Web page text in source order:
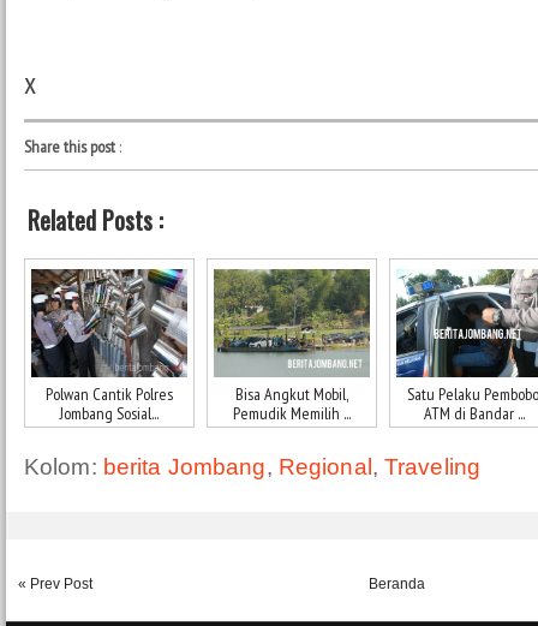
x
Share this post:
Related Posts :
Polwan Cantik Polres
Jombang Sosial...
Bisa Angkut Mobil,
Pemudik Memilih ...
Satu Pelaku
ATM di Bandar ...
Kolom: berita Jombang, Regional, Traveling
« Prev Post Beranda